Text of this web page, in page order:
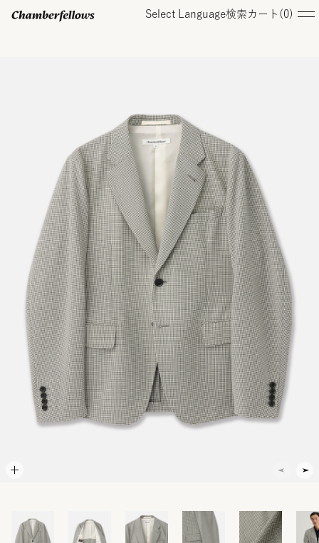
Select Language検索 カート( 0)
オンラインストア
コレクション
お知らせ